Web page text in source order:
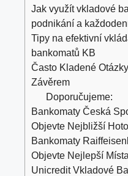
Jak využít vkladové
podnikání a
Tipy na efektivní
bankomatů KB
Často Kladené Otázky
Závěrem
Doporučujeme:
Bankomaty Česká
Objevte Nejbližší
Bankomaty
Objevte Nejlepší
Unicredit Vkladové